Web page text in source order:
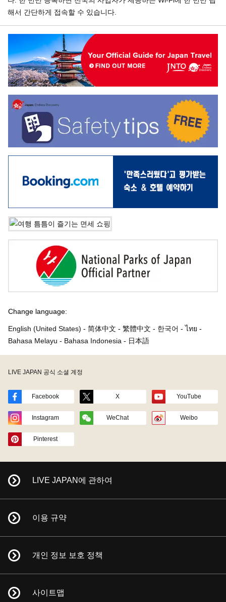
해서 간단하게 접속할 수 있습니다.
Change language:
English (United States) - 简体中文 - 繁體中文 - 한국어 -ไทย -
Bahasa Melayu - Bahasa Indonesia - 日本語
LIVE JAPAN 공식 소셜 계정
Facebook X YouTube
Instagram WeChat Weibo
Pinterest
LIVE JAPAN에 관하여
이용 규약
개인 정보 보호 정책
사이트맵